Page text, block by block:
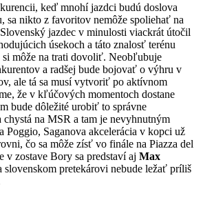
keď mnohí jazdci budú doslova
sa nikto z favoritov nemôže spoliehať na
jazdec v minulosti viackrát útočil
úsekoch a táto znalosť terénu
si môže na trati dovoliť. Neobľubuje
a radšej bude bojovať o výhru v
ale tá sa musí vytvoriť po aktívnom
že v kľúčových momentoch dostane
bude dôležité urobiť to správne
na MSR a tam je nevyhnutným
Poggio, Saganova akcelerácia v kopci už
čo sa môže zísť vo finále na Piazza del
v zostave Bory sa predstaví aj Max
slovenskom pretekárovi nebude ležať príliš